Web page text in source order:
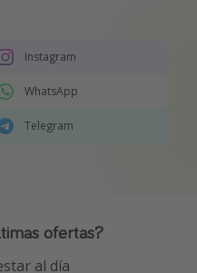
Instagram
WhatsApp
Telegram
ofertas?
al día